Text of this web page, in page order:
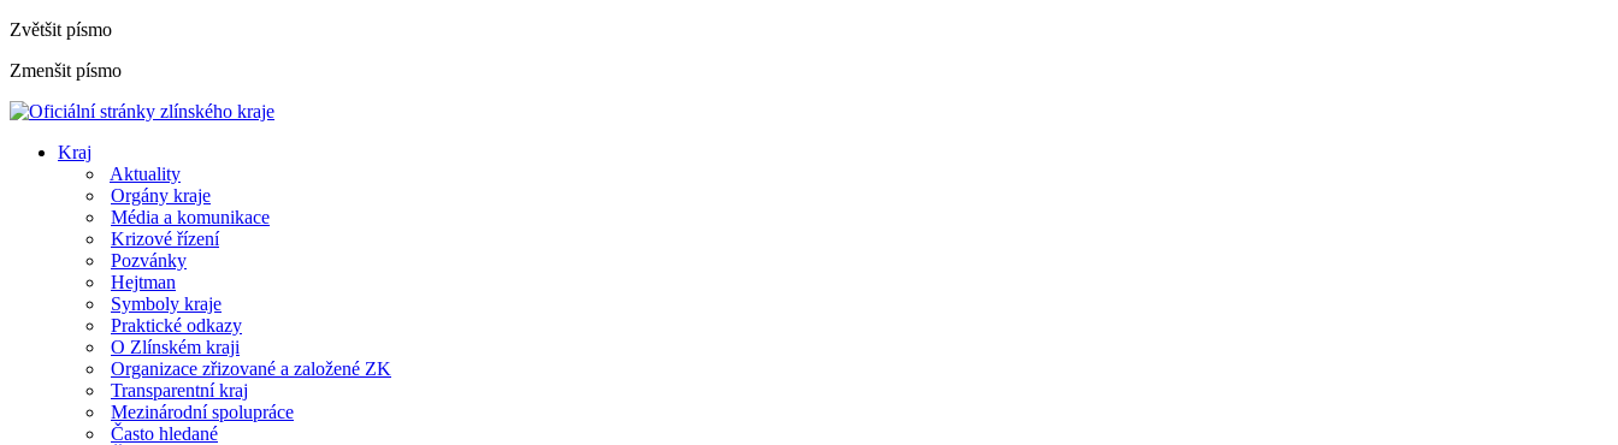
Zvětšit písmo
Zmenšit písmo
Kraj
Aktuality
Orgány kraje
Média a komunikace
Krizové řízení
Pozvánky
Hejtman
Symboly kraje
Praktické odkazy
O Zlínském kraji
Organizace zřizované a založené ZK
Transparentní kraj
Mezinárodní spolupráce
Často hledané